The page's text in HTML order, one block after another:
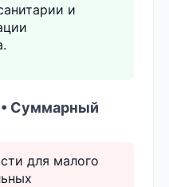
и
Суммарный
для малого